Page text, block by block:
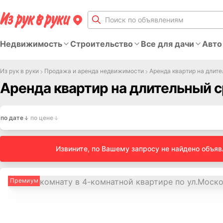
Недвижимость Строительство Все для дачи
Из рук в руки Продажа и аренда недвижимости Аренда квартир на
Аренда квартир на длительный
по дате по цене
Извините, по Вашему запросу не найдено
Премиум